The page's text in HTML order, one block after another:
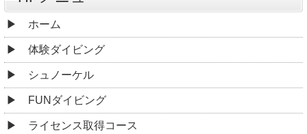
ホーム
体験ダイビング
シュノーケル
FUNダイビング
ライセンス取得コース